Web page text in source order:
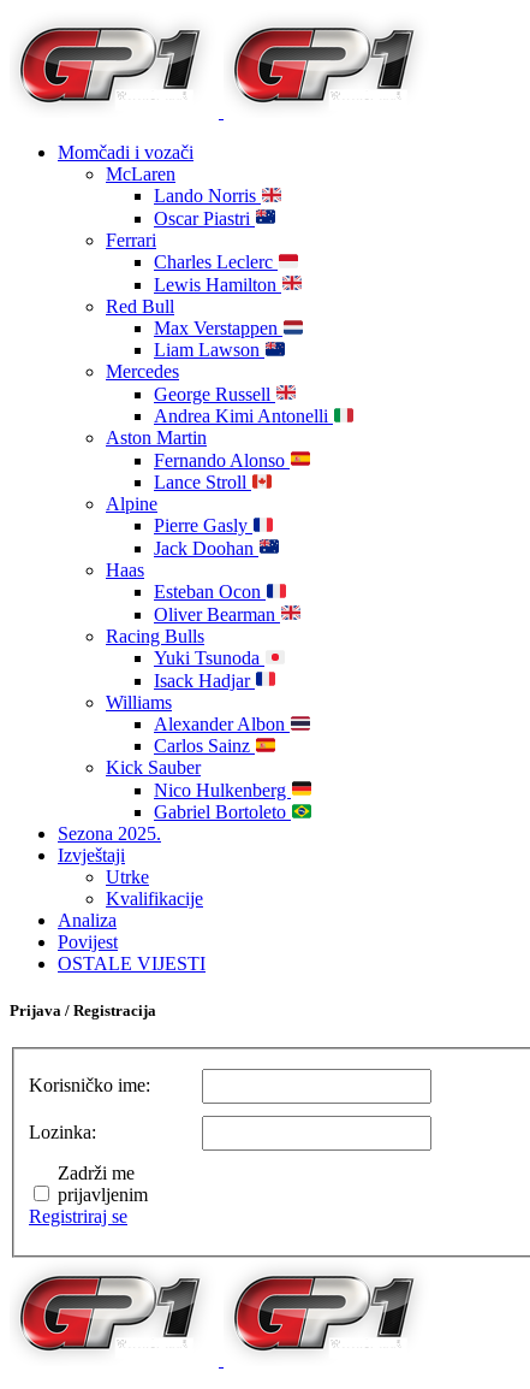
Momčadi i vozači
McLaren
Lando Norris
Oscar Piastri
Ferrari
Charles Leclerc
Lewis Hamilton
Red Bull
Max Verstappen
Liam Lawson
Mercedes
George Russell
Andrea Kimi Antonelli
Aston Martin
Fernando Alonso
Lance Stroll
Alpine
Pierre Gasly
Jack Doohan
Haas
Esteban Ocon
Oliver Bearman
Racing Bulls
Yuki Tsunoda
Isack Hadjar
Williams
Alexander Albon
Carlos Sainz
Kick Sauber
Nico Hulkenberg
Gabriel Bortoleto
Sezona 2025.
Izvještaji
Utrke
Kvalifikacije
Analiza
Povijest
OSTALE VIJESTI
Prijava / Registracija
Korisničko ime:
Lozinka:
Zadrži me
prijavljenim
Registriraj se